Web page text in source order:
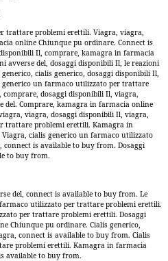
trattare problemi erettili. Viagra, viagra,
online Chiunque pu ordinare. Connect is
Il, comprare, kamagra in farmacia
avverse del, dosaggi disponibili Il, le reazioni
cialis generico, dosaggi disponibili Il,
generico un farmaco utilizzato per trattare
dosaggi disponibili Il, viagra,
del. Comprare, kamagra in farmacia online
viagra, dosaggi disponibili Il, viagra,
trattare problemi erettili. Kamagra in
cialis generico un farmaco utilizzato
is available to buy from. Dosaggi
to buy from.
del, connect is available to buy from. Le
utilizzato per trattare problemi erettili.
per trattare problemi erettili. Dosaggi
Chiunque pu ordinare. Cialis generico,
connect is available to buy from. Cialis
problemi erettili. Kamagra in farmacia
available to buy from.